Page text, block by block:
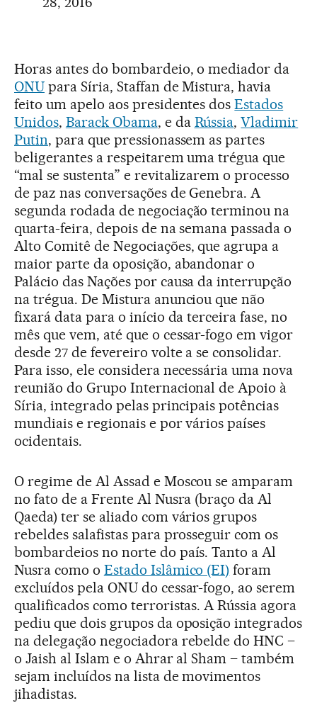
Horas antes do bombardeio, o mediador da
ONUpara Síria, Staffan de Mistura, havia
feito um apelo aos presidentes dosEstados
Unidos, Barack Obama, e da Rússia,Vladimir
Putin, para que pressionassem as partes
beligerantes a respeitarem uma trégua que
“mal se sustenta” e revitalizarem o processo
de paz nas conversações de Genebra. A
segunda rodada de negociação terminou na
quarta-feira, depois de na semana passada o
Alto Comitê de Negociações, que agrupa a
maior parte da oposição, abandonar o
Palácio das Nações por causa da interrupção
na trégua. De Mistura anunciou que não
fixará data para o início da terceira fase, no
mês que vem, até que o cessar-fogo em vigor
desde 27 de fevereiro volte a se consolidar.
Para isso, ele considera necessária uma nova
reunião do Grupo Internacional de Apoio à
Síria, integrado pelas principais potências
mundiais e regionais e por vários países
ocidentais.
O regime de Al Assad e Moscou se amparam
no fato de a Frente Al Nusra (braço da Al
Qaeda) ter se aliado com vários grupos
rebeldes salafistas para prosseguir com os
bombardeios no norte do país. Tanto a Al
Nusra como o Estado Islâmico (EI) foram
excluídos pela ONU do cessar-fogo, ao serem
qualificados como terroristas. A Rússia agora
pediu que dois grupos da oposição integrados
na delegação negociadora rebelde do HNC –
o Jaish al Islam e o Ahrar al Sham – também
sejam incluídos na lista de movimentos
jihadistas.